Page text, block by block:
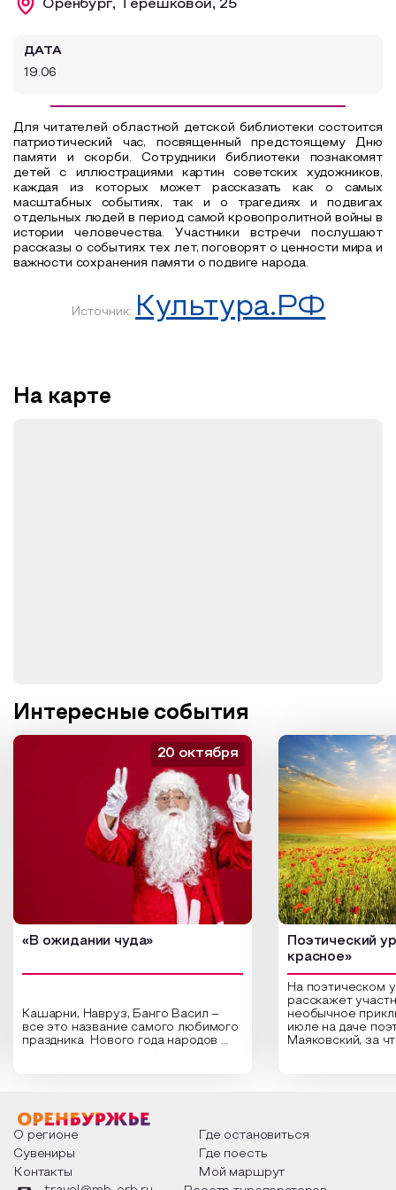
Аттестованные экскурсоводы
Доступная среда
Оренбург, Терешковой, 25
ДАТА
19.06
Для читателей областной детской библиотеки состоится
патриотический час, посвященный предстоящему Дню
памяти и скорби. Сотрудники библиотеки познакомят
детей с иллюстрациями картин советских художников,
каждая из которых может рассказать как о самых
масштабных событиях, так и о трагедиях и подвигах
отдельных людей в период самой кровопролитной войны в
истории человечества. Участники встречи послушают
рассказы о событиях тех лет, поговорят о ценности мира и
важности сохранения памяти о подвиге народа.
Источник: Культура.РФ
На карте
Интересные события
«В ожидании чуда»
Кашарни, Навруз, Банго Васил –
все это название самого любимого
праздника Нового года народов
о том, как встречают новый год в
разных уголках страны, какие
обряды совершают на удачу и
благополучие, в чем схожи и
различаются традиции. Кто такой
Дед Мороз и откуда он пришел, как
20 октября
Поэтический
красное»
На поэтическом
расскажет
необычное
июле на даче
Маяковский, за
Твардовского и
каждой строчке
О регионе
Где остановиться
Сувениры
Где поесть
Контакты
Мой маршрут